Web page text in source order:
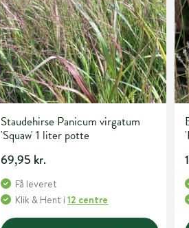
Staudehirse Panicum virgatum
'Squaw' 1 liter potte
69,95 kr.
Få leveret
Klik & Hent i12 centre